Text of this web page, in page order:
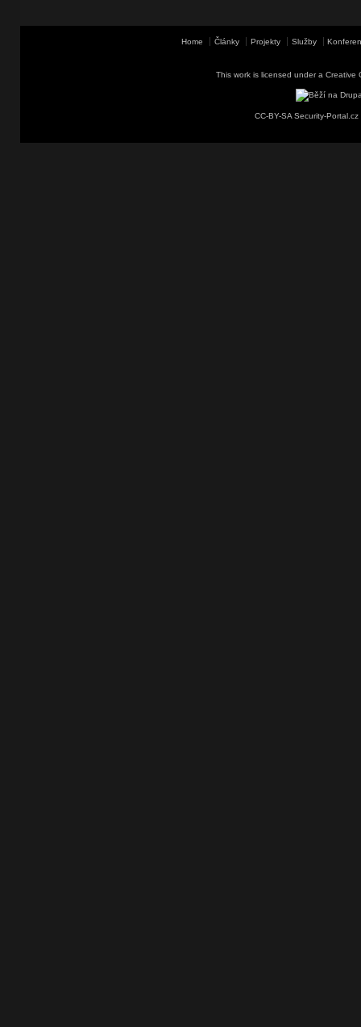
Home Články Projekty Služby
This work is licensed under a Creative
CC-BY-SA Security-